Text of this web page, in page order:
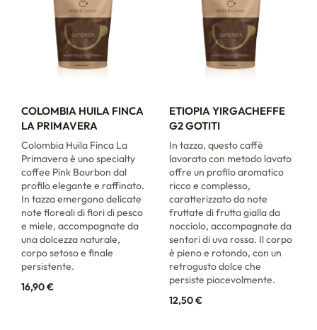
COLOMBIA HUILA FINCA
LA PRIMAVERA
Colombia Huila Finca La
Primavera è uno specialty
coffee Pink Bourbon dal
profilo elegante e raffinato.
In tazza emergono delicate
note floreali di fiori di pesco
e miele, accompagnate da
una dolcezza naturale,
corpo setoso e finale
persistente.
16,90€
ETIOPIA YIRGACHEFFE
G2 GOTITI
In tazza, questo caffè
lavorato con metodo lavato
offre un profilo aromatico
ricco e complesso,
caratterizzato da note
fruttate di frutta gialla da
nocciolo, accompagnate da
sentori di uva rossa. Il corpo
è pieno e rotondo, con un
retrogusto dolce che
persiste piacevolmente.
12,50€